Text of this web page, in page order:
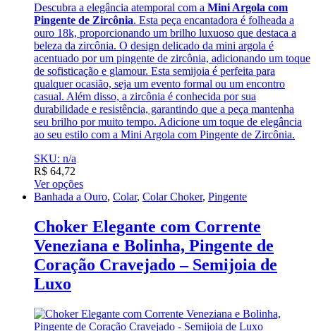
Descubra a elegância atemporal com a Mini Argola com
Pingente de Zircônia. Esta peça encantadora é folheada a
ouro 18k, proporcionando um brilho luxuoso que destaca a
beleza da zircônia. O design delicado da mini argola é
acentuado por um pingente de zircônia, adicionando um toque
de sofisticação e glamour. Esta semijoia é perfeita para
qualquer ocasião, seja um evento formal ou um encontro
casual. Além disso, a zircônia é conhecida por sua
durabilidade e resistência, garantindo que a peça mantenha
seu brilho por muito tempo. Adicione um toque de elegância
ao seu estilo com a Mini Argola com Pingente de Zircônia.
SKU: n/a
R$ 64,72
Ver opções
Banhada a Ouro, Colar, Colar Choker, Pingente
Choker Elegante com Corrente
Veneziana e Bolinha, Pingente de
Coração Cravejado – Semijoia de
Luxo